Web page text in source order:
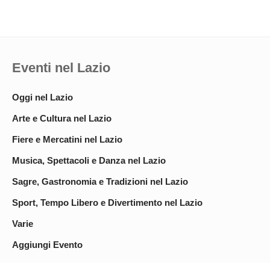
Eventi nel Lazio
Oggi nel Lazio
Arte e Cultura nel Lazio
Fiere e Mercatini nel Lazio
Musica, Spettacoli e Danza nel Lazio
Sagre, Gastronomia e Tradizioni nel Lazio
Sport, Tempo Libero e Divertimento nel Lazio
Varie
Aggiungi Evento